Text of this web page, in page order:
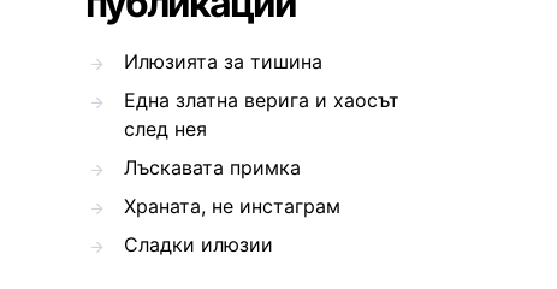
Илюзията за тишина
Една златна верига и хаосът
след нея
Лъскавата примка
Храната, не инстаграм
Сладки илюзии